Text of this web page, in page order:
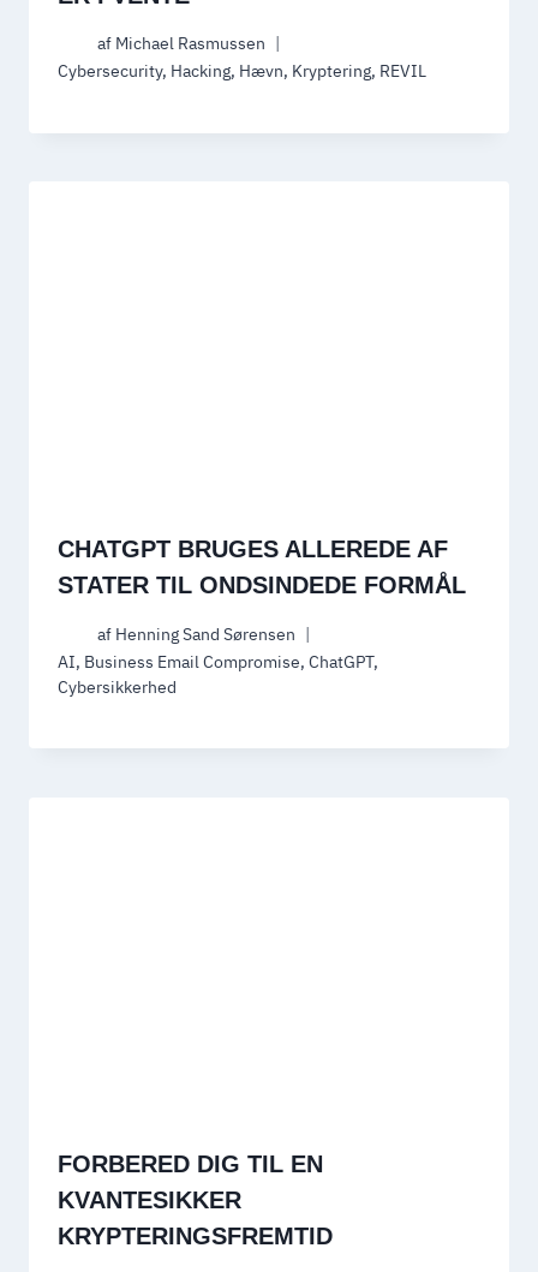
af Michael Rasmussen
Cybersecurity, Hacking, Hævn, Kryptering, REVIL
CHATGPT BRUGES ALLEREDE AF
STATER TIL ONDSINDEDE FORMÅL
af Henning Sand Sørensen
AI, Business Email Compromise, ChatGPT,
Cybersikkerhed
FORBERED DIG TIL EN
KVANTESIKKER
KRYPTERINGSFREMTID